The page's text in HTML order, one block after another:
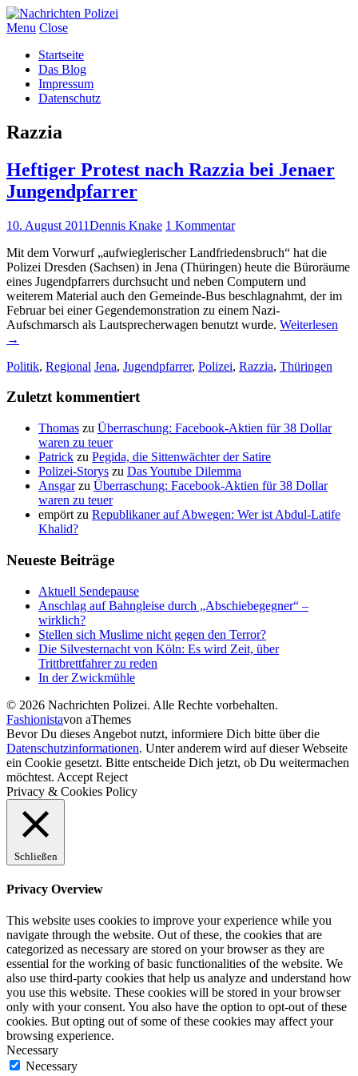
Menu Close
Startseite
Das Blog
Impressum
Datenschutz
Razzia
Heftiger Protest nach Razzia bei Jenaer
Jungendpfarrer
10. August 2011Dennis Knake 1 Kommentar
Mit dem Vorwurf „aufwieglerischer Landfriedensbruch“ hat die
Polizei Dresden (Sachsen) in Jena (Thüringen) heute die Büroräume
eines Jugendpfarrers durchsucht und neben Computern und
weiterem Material auch den Gemeinde-Bus beschlagnahmt, der im
Februar bei einer Gegendemonstration zu einem Nazi-
Aufschmarsch als Lautsprecherwagen benutzt wurde. Weiterlesen
→
Politik, Regional Jena, Jugendpfarrer, Polizei, Razzia, Thüringen
Zuletzt kommentiert
Thomas zu Überraschung: Facebook-Aktien für 38 Dollar
waren zu teuer
Patrick zu Pegida, die Sittenwächter der Satire
Polizei-Storys zu Das Youtube Dilemma
Ansgarzu Überraschung: Facebook-Aktien für 38 Dollar
waren zu teuer
empört zu Republikaner auf Abwegen: Wer ist Abdul-Latife
Khalid?
Neueste Beiträge
Aktuell Sendepause
Anschlag auf Bahngleise durch „Abschiebegegner“ –
wirklich?
Stellen sich Muslime nicht gegen den Terror?
Die Silvesternacht von Köln: Es wird Zeit, über
Trittbrettfahrer zu reden
In der Zwickmühle
© 2026 Nachrichten Polizei. Alle Rechte vorbehalten.
Fashionistavon aThemes
Bevor Du dieses Angebot nutzt, informiere Dich bitte über die
Datenschutzinformationen. Unter anderem wird auf dieser Webseite
ein Cookie gesetzt. Bitte entscheide Dich jetzt, ob Du weitermachen
möchtest. Accept Reject
Privacy & Cookies Policy
Schließen
Privacy Overview
This website uses cookies to improve your experience while you
navigate through the website. Out of these, the cookies that are
categorized as necessary are stored on your browser as they are
essential for the working of basic functionalities of the website. We
also use third-party cookies that help us analyze and understand how
you use this website. These cookies will be stored in your browser
only with your consent. You also have the option to opt-out of these
cookies. But opting out of some of these cookies may affect your
browsing experience.
Necessary
Necessary